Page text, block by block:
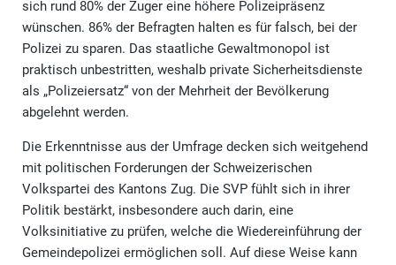
sich rund 80% der Zuger eine höhere Polizeipräsenz
wünschen. 86% der Befragten halten es für falsch, bei der
Polizei zu sparen. Das staatliche Gewaltmonopol ist
praktisch unbestritten, weshalb private Sicherheitsdienste
als „Polizeiersatz“ von der Mehrheit der Bevölkerung
abgelehnt werden.
Die Erkenntnisse aus der Umfrage decken sich weitgehend
mit politischen Forderungen der Schweizerischen
Volkspartei des Kantons Zug. Die SVP fühlt sich in ihrer
Politik bestärkt, insbesondere auch darin, eine
Volksinitiative zu prüfen, welche die Wiedereinführung der
Gemeindepolizei ermöglichen soll. Auf diese Weise kann